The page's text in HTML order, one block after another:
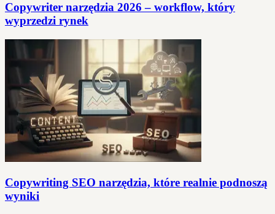
Copywriter narzędzia 2026 – workflow, który
wyprzedzi rynek
Copywriting SEO narzędzia, które realnie podnoszą
wyniki